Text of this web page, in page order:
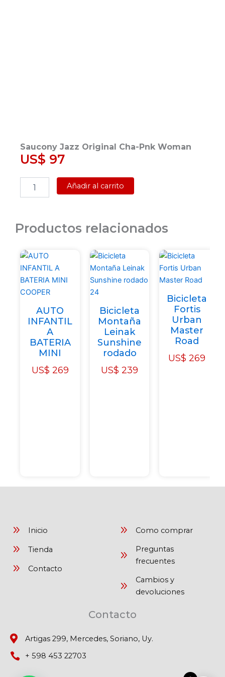
Saucony Jazz Original Cha-Pnk Woman
US$ 97
Jazz
Pnk
Woman
Añadir al carrito
Productos relacionados
AUTO
INFANTIL
A
BATERIA
MINI
US$ 269
Bicicleta
Montaña
Leinak
Sunshine
rodado
US$ 239
Bicicleta
Fortis
Urban
Master
Road
US$ 269
Inicio
Tienda
Contacto
Como comprar
Preguntas
frecuentes
Cambios y
devoluciones
Contacto
Artigas 299, Mercedes, Soriano, Uy.
+ 598 453 22703